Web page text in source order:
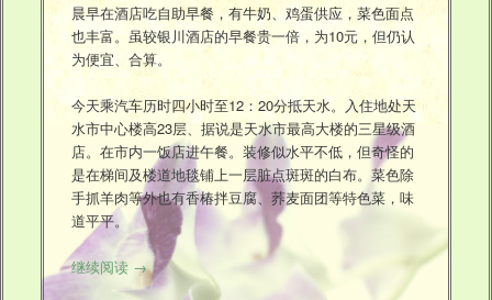
晨早在酒店吃自助早餐，有牛奶、鸡蛋供应，菜色面点
也丰富。虽较银川酒店的早餐贵一倍，为10元，但仍认
为便宜、合算。
今天乘汽车历时四小时至12：20分抵天水。入住地处天
水市中心楼高23层、据说是天水市最高大楼的三星级酒
店。在市内一饭店进午餐。装修似水平不低，但奇怪的
是在梯间及楼道地毯铺上一层脏点斑斑的白布。菜色除
手抓羊肉等外也有香椿拌豆腐、荞麦面团等特色菜，味
道平平。
继续阅读 →